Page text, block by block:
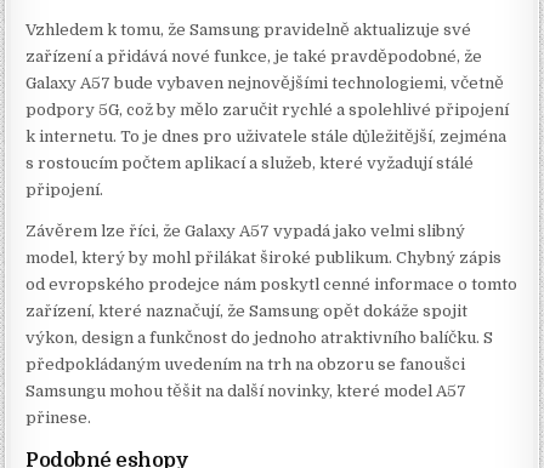
Vzhledem k tomu, že Samsung pravidelně aktualizuje své
zařízení a přidává nové funkce, je také pravděpodobné, že
Galaxy A57 bude vybaven nejnovějšími technologiemi, včetně
podpory 5G, což by mělo zaručit rychlé a spolehlivé připojení
k internetu. To je dnes pro uživatele stále důležitější, zejména
s rostoucím počtem aplikací a služeb, které vyžadují stálé
připojení.
Závěrem lze říci, že Galaxy A57 vypadá jako velmi slibný
model, který by mohl přilákat široké publikum. Chybný zápis
od evropského prodejce nám poskytl cenné informace o tomto
zařízení, které naznačují, že Samsung opět dokáže spojit
výkon, design a funkčnost do jednoho atraktivního balíčku. S
předpokládaným uvedením na trh na obzoru se fanoušci
Samsungu mohou těšit na další novinky, které model A57
přinese.
Podobné eshopy